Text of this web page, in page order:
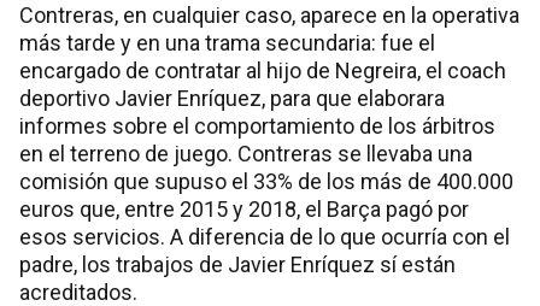
Contreras, en cualquier caso, aparece en la operativa
más tarde y en una trama secundaria: fue el
encargado de contratar al hijo de Negreira, el coach
deportivo Javier Enríquez, para que elaborara
informes sobre el comportamiento de los árbitros
en el terreno de juego. Contreras se llevaba una
comisión que supuso el 33% de los más de 400.000
euros que, entre 2015 y 2018, el Barça pagó por
esos servicios. A diferencia de lo que ocurría con el
padre, los trabajos de Javier Enríquez sí están
acreditados.